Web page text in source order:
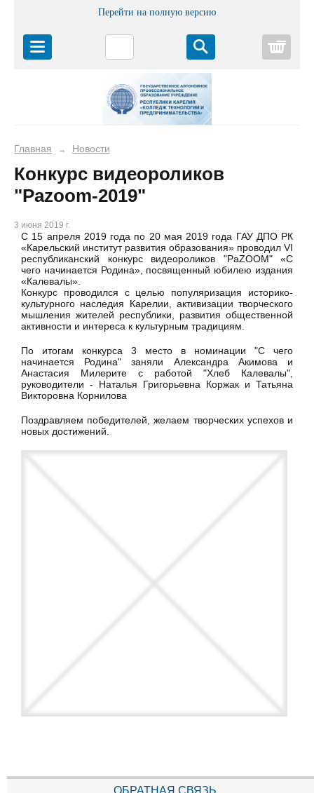
Перейти на полную версию
Главная → Новости
Конкурс видеороликов
"Pazoom-2019"
3 июня 2019 г.
С 15 апреля 2019 года по 20 мая 2019 года ГАУ ДПО РК
«Карельский институт развития образования» проводил VI
республиканский конкурс видеороликов "РаZOOM" «С
чего начинается Родина», посвященный юбилею издания
«Калевалы».
Конкурс проводился с целью популяризация историко-
культурного наследия Карелии, активизации творческого
мышления жителей республики, развития общественной
активности и интереса к культурным традициям.
По итогам конкурса 3 место в номинации "С чего
начинается Родина" заняли Александра Акимова и
Анастасия Милерите с работой "Хлеб Калевалы",
руководители - Наталья Григорьевна Коржак и Татьяна
Викторовна Корнилова
Поздравляем победителей, желаем творческих успехов и
новых достижений.